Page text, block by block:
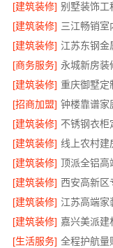
[建筑装修]
[建筑装修] 三江畅销室
[建筑装修]
[商务服务] 永城新房装
[建筑装修] 重庆御墅定
[招商加盟] 钟楼靠谱
[建筑装修]
[建筑装修]
[建筑装修] 顶派全铝高
[建筑装修] 西安高新区
[建筑装修] 江苏高端家
[建筑装修] 嘉兴美派建
[生活服务]